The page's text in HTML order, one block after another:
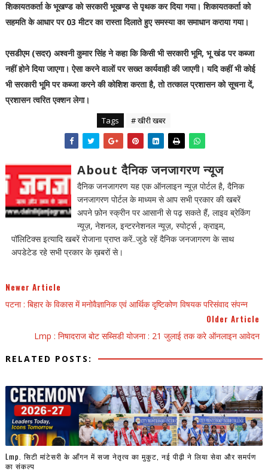
शिकायतकर्ता के भूखण्ड को सरकारी भूखण्ड से पृथक कर दिया गया। शिकायतकर्ता को
सहमति के आधार पर 03 मीटर का रास्ता दिलाते हुए समस्या का समाधान कराया गया।
एसडीएम (सदर) अश्वनी कुमार सिंह ने कहा कि किसी भी सरकारी भूमि, भू खंड पर कब्जा
नहीं होने दिया जाएगा। ऐसा करने वालों पर सख्त कार्यवाही की जाएगी। यदि कहीं भी कोई
भी सरकारी भूमि पर कब्जा करने की कोशिश करता है, तो तत्काल प्रशासन को सूचना दें,
प्रशासन त्वरित एक्शन लेगा।
Tags # खीरी खबर
About दैनिक जनजागरण न्यूज
दैनिक जनजागरण यह एक ऑनलाइन न्यूज़ पोर्टल है, दैनिक
जनजागरण पोर्टल के माध्यम से आप सभी प्रकार की खबरें
अपने फ़ोन स्क्रीन पर आसानी से पढ़ सकते हैं, लाइव ब्रेकिंग
न्यूज़, नेशनल, इन्टरनेशनल न्यूज़, स्पोर्ट्स , क्राइम,
पॉलिटिक्स इत्यादि खबरें रोजाना प्राप्त करें..जुडे रहें दैनिक जनजागरण के साथ
अपडेटेड रहे सभी प्रकार के ख़बरों से।
Newer Article
पटना : बिहार के विकास में मनोवैज्ञानिक एवं आर्थिक दृष्टिकोण विषयक परिसंवाद संपन्न
Older Article
Lmp : निषादराज बोट सब्सिडी योजना : 21 जुलाई तक करे ऑनलाइन आवेदन
RELATED POSTS:
Lmp. सिटी मांटेसरी के आँगन में सजा नेतृत्व का मुकुट, नई पीढ़ी ने लिया सेवा और समर्पण
का संकल्प